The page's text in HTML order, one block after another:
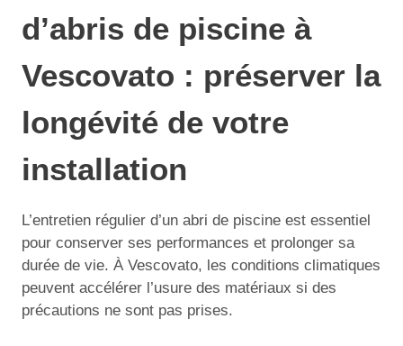
d’abris de piscine à
Vescovato : préserver la
longévité de votre
installation
L’entretien régulier d’un abri de piscine est essentiel
pour conserver ses performances et prolonger sa
durée de vie. À Vescovato, les conditions climatiques
peuvent accélérer l’usure des matériaux si des
précautions ne sont pas prises.